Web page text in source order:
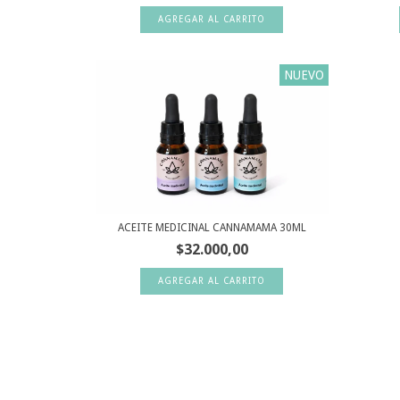
NUEVO
ACEITE MEDICINAL CANNAMAMA 30ML
$32.000,00
AGREGAR AL CARRITO